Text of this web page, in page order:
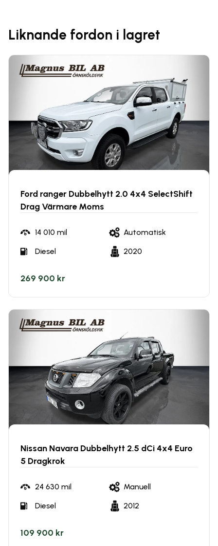
Liknande fordon i lagret
Ford ranger Dubbelhytt 2.0 4x4 SelectShift
Drag Värmare Moms
14 010 mil Automatisk
Diesel 2020
269 900 kr
Nissan Navara Dubbelhytt 2.5 dCi 4x4 Euro
5 Dragkrok
24 630 mil Manuell
Diesel 2012
109 900 kr